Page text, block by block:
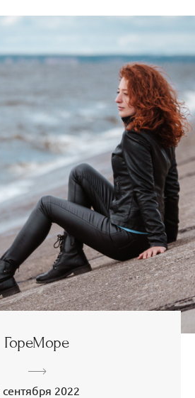
ГореМоре
сентября 2022